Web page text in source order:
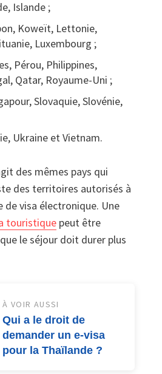
Islande ;
Koweït, Lettonie,
Luxembourg ;
Pérou, Philippines,
Qatar, Royaume-Uni ;
Slovaquie, Slovénie,
Ukraine et Vietnam.
des mêmes pays qui
des territoires autorisés à
de visa électronique. Une
touristique peut être
le séjour doit durer plus
À VOIR AUSSI
Qui a le droit de
demander un e-visa
pour la Thaïlande ?